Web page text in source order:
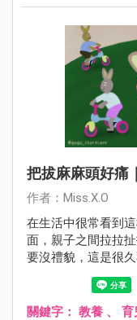
把拔麻麻頭好痛
作者：Miss.X.O
在生活中很常看到
面，親子之間拉拉
要沒禮貌，這是很
間僵持不下。
關鍵字： 教養 、 育